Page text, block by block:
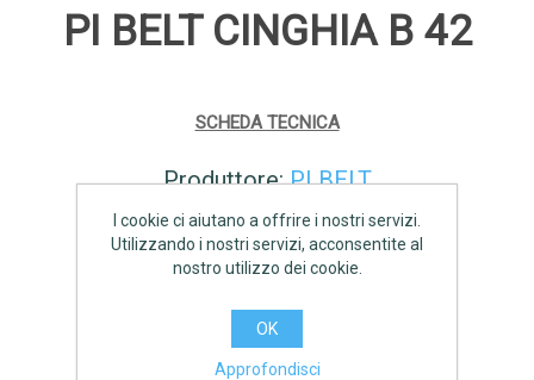
PI BELT CINGHIA B 42
SCHEDA TECNICA
Produttore: PI BELT
Disponibilità: 13 disponibile
AGGIUNGI
I cookie ci aiutano a offrire i nostri servizi.
Utilizzando i nostri servizi, acconsentite al
nostro utilizzo dei cookie.
OK
Approfondisci